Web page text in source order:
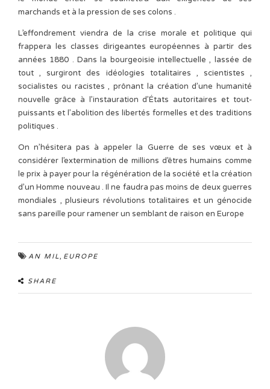
marchands et à la pression de ses colons .
L’effondrement viendra de la crise morale et politique qui
frappera les classes dirigeantes européennes à partir des
années 1880 . Dans la bourgeoisie intellectuelle , lassée de
tout , surgiront des idéologies totalitaires , scientistes ,
socialistes ou racistes , prônant la création d’une humanité
nouvelle grâce à l’instauration d’États autoritaires et tout-
puissants et l’abolition des libertés formelles et des traditions
politiques .
On n’hésitera pas à appeler la Guerre de ses vœux et à
considérer l’extermination de millions d’êtres humains comme
le prix à payer pour la régénération de la société et la création
d’un Homme nouveau . Il ne faudra pas moins de deux guerres
mondiales , plusieurs révolutions totalitaires et un génocide
sans pareille pour ramener un semblant de raison en Europe
AN MIL, EUROPE
SHARE